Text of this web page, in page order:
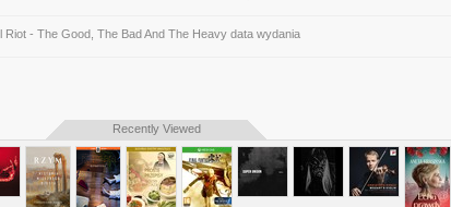
Riot - The Good, The Bad And The Heavy data wydania
Recently Viewed